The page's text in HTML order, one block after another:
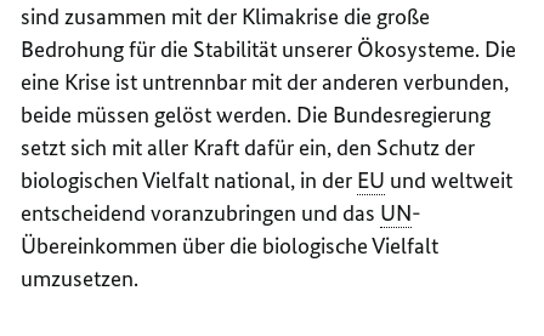
sind zusammen mit der Klimakrise die große
Bedrohung für die Stabilität unserer Ökosysteme. Die
eine Krise ist untrennbar mit der anderen verbunden,
beide müssen gelöst werden. Die Bundesregierung
setzt sich mit aller Kraft dafür ein, den Schutz der
biologischen Vielfalt national, in der EU und weltweit
entscheidend voranzubringen und das UN-
Übereinkommen über die biologische Vielfalt
umzusetzen.